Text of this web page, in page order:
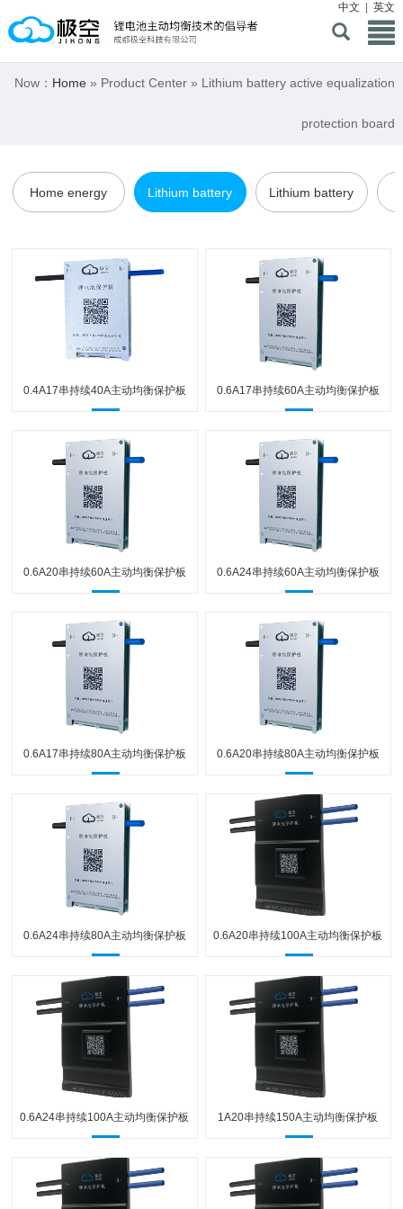
中文 |英文
Now： Home » Product Center » Lithium battery active equalization
protection board
Home energy Lithium battery
protection board
Lithium battery
0.4A17串持续40A主动均衡保护板 0.6A17串持续60A主动均衡保护板
0.6A20串持续60A主动均衡保护板 0.6A24串持续60A主动均衡保护板
0.6A17串持续80A主动均衡保护板 0.6A20串持续80A主动均衡保护板
0.6A24串持续80A主动均衡保护板 0.6A20串持续100A主动均衡保护板
0.6A24串持续100A主动均衡保护板 1A20串持续150A主动均衡保护板